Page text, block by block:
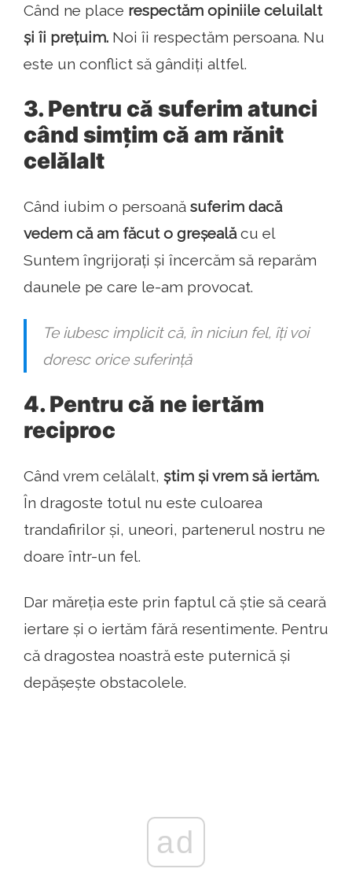
Când ne place respectăm opiniile celuilalt
și îi prețuim. Noi îi respectăm persoana. Nu
este un conflict să gândiți altfel.
3. Pentru că suferim atunci
când simțim că am rănit
celălalt
Când iubim o persoană suferim dacă
vedem că am făcut o greșealăcu el
Suntem îngrijorați și încercăm să reparăm
daunele pe care le-am provocat.
Te iubesc implicit că, în niciun fel, îți voi
doresc orice suferință
4. Pentru că ne iertăm
reciproc
Când vrem celălalt, știm și vrem să iertăm.
În dragoste totul nu este culoarea
trandafirilor și, uneori, partenerul nostru ne
doare într-un fel.
Dar măreția este prin faptul că știe să ceară
iertare și o iertăm fără resentimente. Pentru
că dragostea noastră este puternică și
depășește obstacolele.
ad